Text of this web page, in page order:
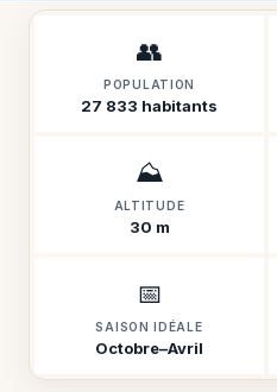
👥
POPULATION
27 833 habitants
⛰️
ALTITUDE
30 m
📅
SAISON IDÉALE
Octobre–Avril